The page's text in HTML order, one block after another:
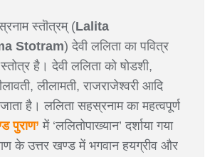
स्तॊत्रम् (Lalita
Stotram) देवी ललिता का पवित्र
है। देवी ललिता को षोडशी,
लीलामती, राजराजेश्वरी आदि
है। ललिता सहस्रनाम का महत्वपूर्ण
पुराण’ में ‘ललितोपाख्यान’ दर्शाया गया
के उत्तर खण्ड में भगवान हयग्रीव और